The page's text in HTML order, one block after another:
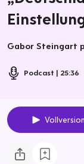
Gabor Steingart
Podcast 25:36
Vollversion